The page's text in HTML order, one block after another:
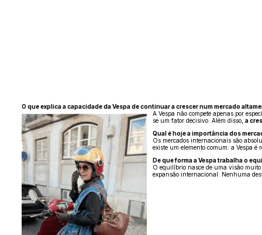
O que explica a capacidade da Vespa de continuar a crescer num mercado
A Vespa não compete apenas por
se um fator decisivo. Além disso, a
Qual é hoje a importância dos
Os mercados internacionais são
existe um elemento comum: a Vespa
De que forma a Vespa trabalha o
O equilíbrio nasce de uma visão
expansão internacional. Nenhuma